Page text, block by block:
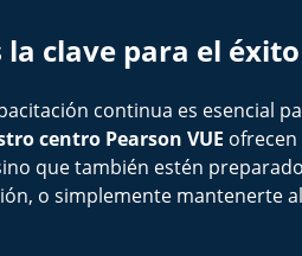
clave para el
continua es esencial
centro Pearson VUE
que también estén
o simplemente mantenerte